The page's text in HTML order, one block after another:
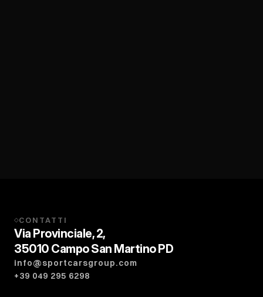
◇CONTATTI
Via Provinciale, 2,
35010 Campo San Martino PD
info@sportcarsgroup.com
+39 049 295 6298